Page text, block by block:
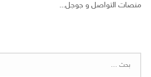
منصات التواصل و جوجل...